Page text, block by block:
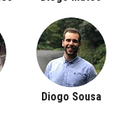
Diogo Sousa